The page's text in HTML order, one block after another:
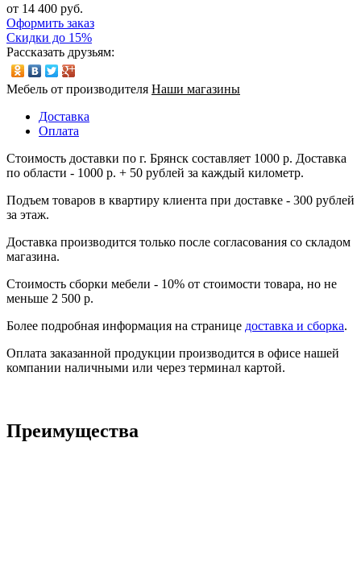
от 14 400 руб.
Оформить заказ
Скидки до 15%
Рассказать друзьям:
Мебель от производителя Наши магазины
Доставка
Оплата
Стоимость доставки по г. Брянск составляет 1000 р. Доставка
по области - 1000 р. + 50 рублей за каждый километр.
Подъем товаров в квартиру клиента при доставке - 300 рублей
за этаж.
Доставка производится только после согласования со складом
магазина.
Стоимость сборки мебели - 10% от стоимости товара, но не
меньше 2 500 р.
Более подробная информация на странице доставка и сборка.
Оплата заказанной продукции производится в офисе нашей
компании наличными или через терминал картой.
Преимущества